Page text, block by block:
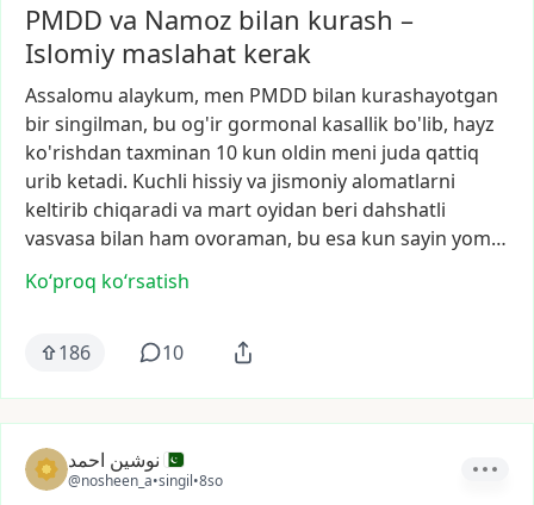
PMDD va Namoz bilan kurash –
Islomiy maslahat kerak
Assalomu alaykum, men PMDD bilan kurashayotgan
birsingilman, bu og'ir gormonal kasallik bo'lib, hayz
ko'rishdan taxminan 10 kun oldin meni juda qattiq
urib ketadi. Kuchli hissiyva jismoniyalomatlarni
keltirib chiqaradi va mart oyidan beri dahshatli
vasvasa bilan ham ovoraman, bu esa kun sayin yom…
Ko‘proq koʻrsatish
186 10
نوشین احمد
@nosheen_a•singil•8so